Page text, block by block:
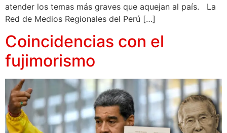
atender los temas más graves que aquejan al país. La
Red de Medios Regionales del Perú […]
Coincidencias con el
fujimorismo